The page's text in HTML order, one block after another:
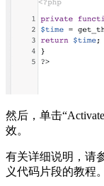
然后，单击
效。
有关详细说明，请
义代码片段的教程。